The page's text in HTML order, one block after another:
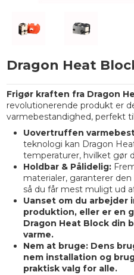
Dragon Heat
Frigør kraften fra Dragon
revolutionerende produkt er
varmebestandighed, perfekt
Uovertruffen
teknologi kan Dragon
temperaturer, hvilket gør
Holdbar & Pålidelig:
materialer, garanterer
så du får mest muligt ud
Uanset om du arbejder
produktion, eller er en
Dragon Heat Block din
varme.
Nem at bruge:Dens
nem installation og
praktisk valg for alle.